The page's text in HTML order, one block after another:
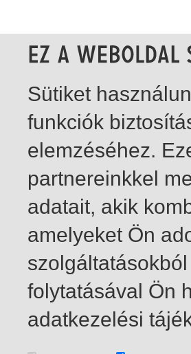
1-4 / insgesamt 4 Treffer
Sütiket
funkciók
elemzéséhez.
partnereinkkel
adatait, akik
amelyeket Ön
folytatásával Ön
adatkezelési